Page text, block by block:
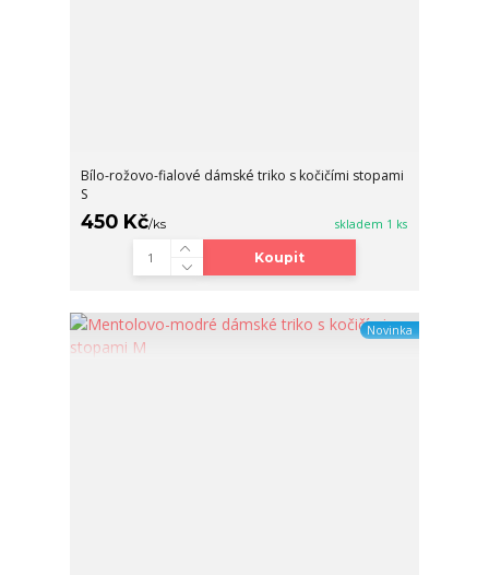
Bílo-rožovo-fialové dámské triko s kočičími stopami
S
450 Kč/ks skladem 1 ks
Koupit
Novinka